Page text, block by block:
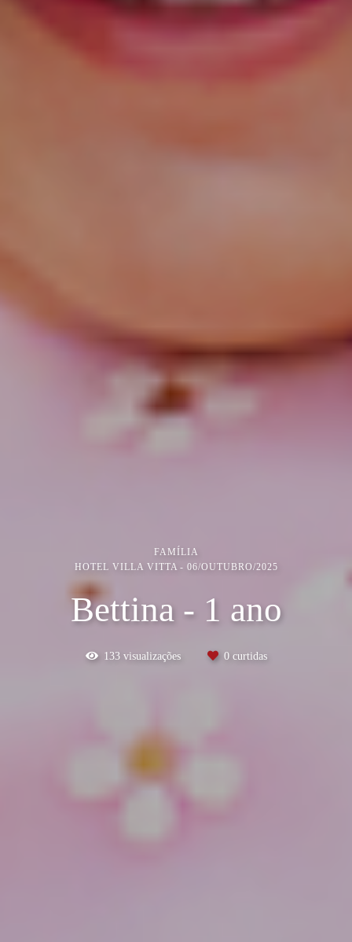
FAMÍLIA
HOTEL VILLA VITTA
06/OUTUBRO/2025
Bettina - 1 ano
133visualizações 0curtidas